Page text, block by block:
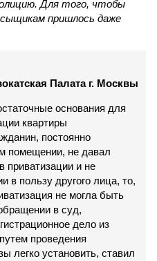
Для того, чтобы
пришлось даже
Палата г. Москвы
основания для
квартиры
постоянно
помещении, не давал
приватизации и не
в пользу другого лица, то,
не могла быть
в суд,
дело из
проведения
легко установить, ставил